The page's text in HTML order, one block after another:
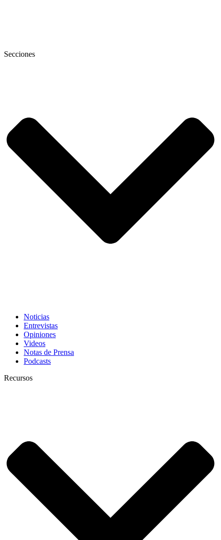
Secciones
Noticias
Entrevistas
Opiniones
Videos
Notas de Prensa
Podcasts
Recursos